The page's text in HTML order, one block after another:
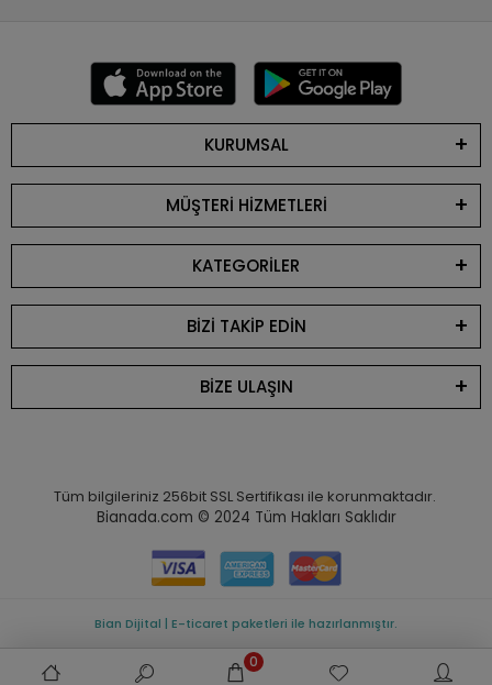
KURUMSAL
MÜŞTERİ HİZMETLERİ
KATEGORİLER
BİZİ TAKİP EDİN
BİZE ULAŞIN
Tüm bilgileriniz 256bit SSL Sertifikası ile korunmaktadır.
Bianada.com © 2024 Tüm Hakları Saklıdır
0
Bian Dijital | E-ticaret paketleri ile hazırlanmıştır.